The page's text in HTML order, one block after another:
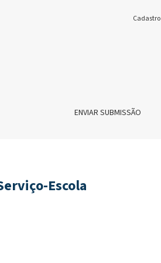
ENVIAR SUBMISSÃO
Cadastro
Escola